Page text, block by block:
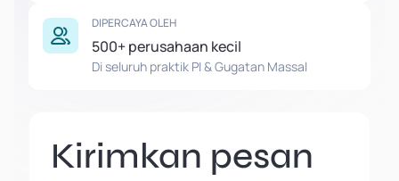
DIPERCAYA OLEH
500+ perusahaan kecil
Di seluruh praktik PI & Gugatan Massal
Kirimkan pesan